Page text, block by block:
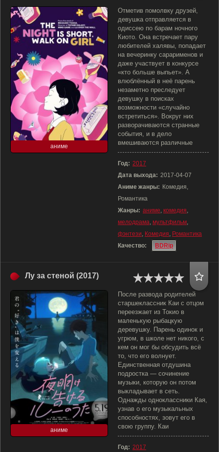
аниме
Отметив помолвку друзей,
девушка отправляется в
одиссею по барам ночного
Киото. Она встречает пару
любителей халявы, попадает
на вечеринку сарарименов и
даже участвует в конкурсе
«кто больше выпьет». А
влюблённый в неё парень
незаметно преследует
девушку в поисках
возможности «случайно
встретиться». Вокруг них
разворачиваются странные
события, и в дело
вмешиваются различные
Год: 2017
Дата выхода: 2017-04-07
Аниме жанры: Комедия,
Романтика
Жанры: аниме, комедия,
мелодрама, мультфильм,
фэнтези, Комедия, Романтика
Качество:
BDRip
Лу за стеной (2017)
аниме
После развода родителей
старшеклассник Каи с отцом
переезжает из Токио в
маленькую рыбацкую
деревушку. Парень одинок и
угрюм, в школе нет никого, с
кем он мог бы обсудить всё
то, что его волнует.
Единственная отдушина
подростка — сочинение
музыки, которую он потом
выкладывает в сеть.
Однажды одноклассники Кая,
узнав о его музыкальных
способностях, зовут его в
свою группу. Каи
Год: 2017